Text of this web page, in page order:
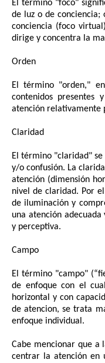
El término "foco"
de luz o de conciencia;
conciencia (foco
dirige y concentra la
Orden
El término "orden,"
contenidos presentes
atención relativamente
Claridad
El término "claridad"
y/o confusión. La
atención (dimensión
nivel de claridad. Por
de iluminación y
una atención adecuada
y perceptiva.
Campo
El término "campo"
de enfoque con el
horizontalycon
de atencion, se trata
enfoque individual.
Cabe mencionar que a
centrar
la atención en